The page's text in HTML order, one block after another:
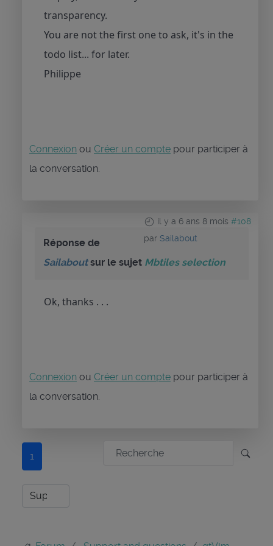
transparency.
You are not the first one to ask, it's in the
todo list... for later.
Philippe
Connexion ou Créer un compte pour participer à
la conversation.
il y a 6 ans 8 mois #108
par Sailabout
Réponse de
Sailaboutsur le sujet Mbtiles selection
Ok, thanks . . .
Connexion ou Créer un compte pour participer à
la conversation.
1